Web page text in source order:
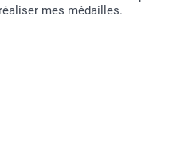
mes médailles.